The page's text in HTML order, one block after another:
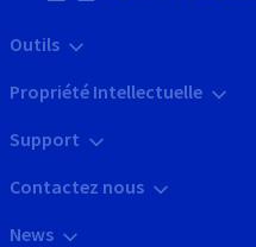
Outils
Propriété Intellectuelle
Support
Contactez nous
News